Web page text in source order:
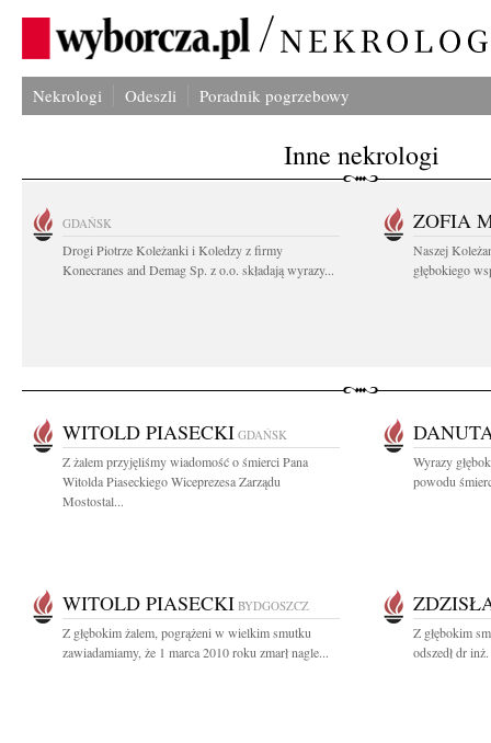
Nekrologi Odeszli Poradnik pogrzebowy
Inne nekrologi
GDAŃSK
Drogi Piotrze Koleżanki i Koledzy z firmy
Konecranes and Demag Sp. z o.o. składają wyrazy...
ZOFIA
Naszej
głębokiego
WITOLD PIASECKI GDAŃSK
Z żalem przyjęliśmy wiadomość o śmierci Pana
Witolda Piaseckiego Wiceprezesa Zarządu
Mostostal...
Wyrazy
powodu
WITOLD PIASECKI BYDGOSZCZ
Z głębokim żalem, pogrążeni w wielkim smutku
zawiadamiamy, że 1 marca 2010 roku zmarł nagle...
Z głębokim
odszedł dr